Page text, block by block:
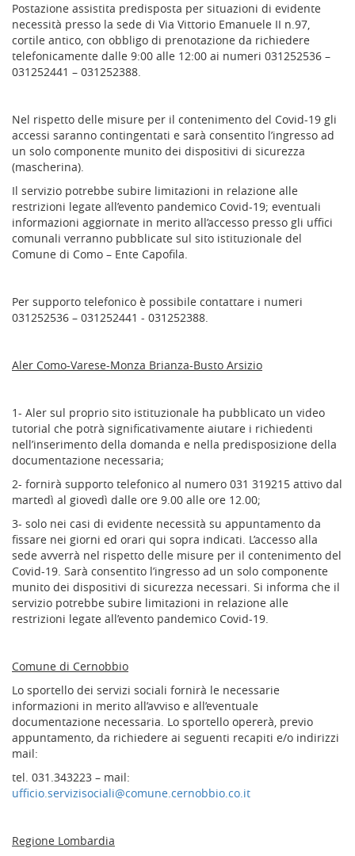
Postazione assistita predisposta per situazioni di evidente
necessità presso la sede di Via Vittorio Emanuele II n.97,
cortile antico, con obbligo di prenotazione da richiedere
telefonicamente dalle 9:00 alle 12:00 ai numeri 031252536 –
031252441 – 031252388.
Nel rispetto delle misure per il contenimento del Covid-19 gli
accessi saranno contingentati e sarà consentito l’ingresso ad
un solo componente munito dei dispositivi di sicurezza
(mascherina).
Il servizio potrebbe subire limitazioni in relazione alle
restrizioni legate all’evento pandemico Covid-19; eventuali
informazioni aggiornate in merito all’accesso presso gli uffici
comunali verranno pubblicate sul sito istituzionale del
Comune di Como – Ente Capofila.
Per supporto telefonico è possibile contattare i numeri
031252536 – 031252441 - 031252388.
Aler Como-Varese-Monza Brianza-Busto Arsizio
1- Aler sul proprio sito istituzionale ha pubblicato un video
tutorial che potrà significativamente aiutare i richiedenti
nell’inserimento della domanda e nella predisposizione della
documentazione necessaria;
2- fornirà supporto telefonico al numero 031 319215 attivo dal
martedì al giovedì dalle ore 9.00 alle ore 12.00;
3- solo nei casi di evidente necessità su appuntamento da
fissare nei giorni ed orari qui sopra indicati. L’accesso alla
sede avverrà nel rispetto delle misure per il contenimento del
Covid-19. Sarà consentito l’ingresso ad un solo componente
munito dei dispositivi di sicurezza necessari. Si informa che il
servizio potrebbe subire limitazioni in relazione alle
restrizioni legate all’evento pandemico Covid-19.
Comune di Cernobbio
Lo sportello dei servizi sociali fornirà le necessarie
informazioni in merito all’avviso e all’eventuale
documentazione necessaria. Lo sportello opererà, previo
appuntamento, da richiedere ai seguenti recapiti e/o indirizzi
mail:
tel. 031.343223 – mail:
ufficio.servizisociali@comune.cernobbio.co.it
Regione Lombardia